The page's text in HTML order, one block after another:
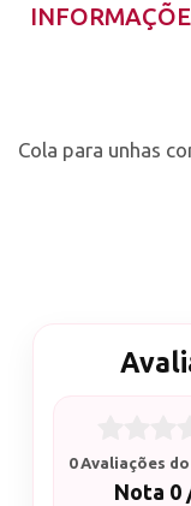
Cola para unhas
0 Avaliações
Nota 0